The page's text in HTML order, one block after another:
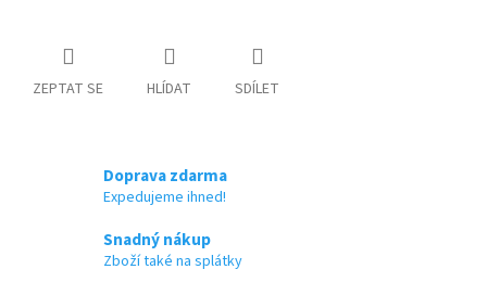
ZEPTAT SE HLÍDAT SDÍLET
Doprava zdarma
Expedujeme ihned!
Snadný nákup
Zboží také na splátky